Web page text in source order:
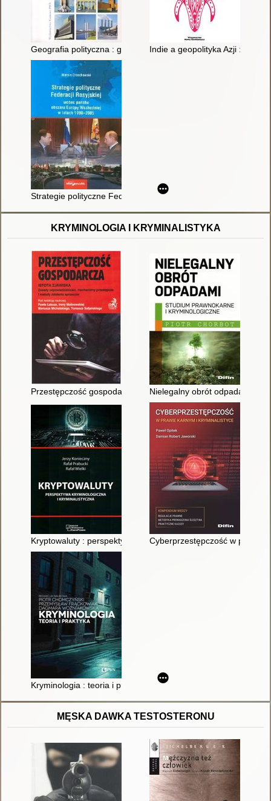
Geografia polityczna : geopolityka, państwo, ekopolityka
Indie a geopolityka Azji :
Strategie polityczne Federacji Rosyjskiej wobec państw
KRYMINOLOGIA I KRYMINALISTYKA
Przestępczość gospodarcza : istota zjawiska : zasady
Nielegalny obrót odpadami :
Kryptowaluty : perspektywa kryminologiczna i kryminalistyczna
Cyberprzestępczość w prawie
Kryminologia : teoria i praktyka
MĘSKA DAWKA TESTOSTERONU